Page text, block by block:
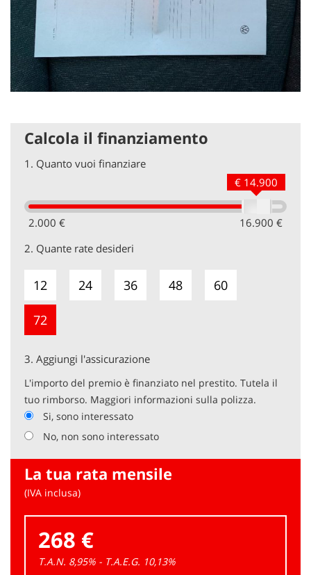
Calcola il finanziamento
1. Quanto vuoi finanziare
2.000 € 16.900 €
€ 14.900
2. Quante rate desideri
12 24 36 48 60
72
3. Aggiungi l'assicurazione
L'importo del premio è finanziato nel prestito. Tutela il
tuo rimborso. Maggiori informazioni sulla polizza.
Si, sono interessato
No, non sono interessato
La tua rata mensile
(IVA inclusa)
268 €
T.A.N. 8,95% - T.A.E.G. 10,13%